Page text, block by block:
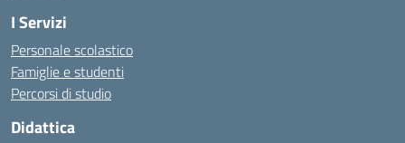
I Servizi
Personale scolastico
Famiglie e studenti
Percorsi di studio
Didattica